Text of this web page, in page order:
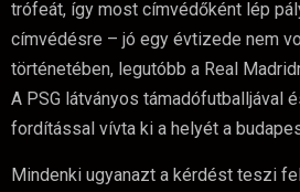
trófeát, így most címvédőként lép
címvédésre – jó egy évtizede nem
történetében, legutóbb a Real
A PSG látványos támadófutballjával
fordítással vívta ki a helyét a
Mindenki ugyanazt a kérdést teszi